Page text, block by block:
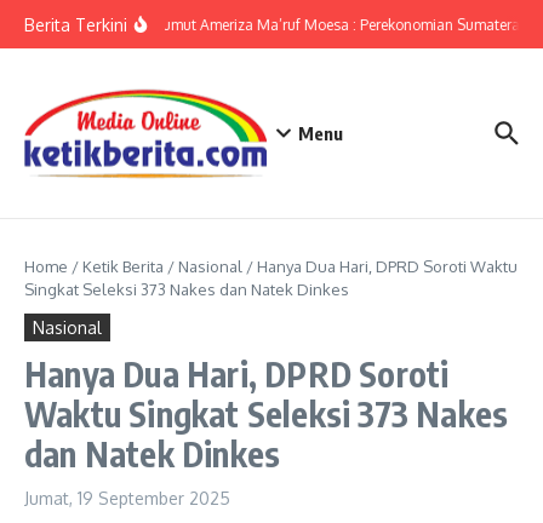
Berita TerkiniKPwBI Sumut Ameriza Ma’ruf Moesa : Perekonomian Sumatera
Menu
Home / Ketik Berita / Nasional / Hanya Dua Hari, DPRD Soroti Waktu
Singkat Seleksi 373 Nakes dan Natek Dinkes
Nasional
Hanya Dua Hari, DPRD Soroti
Waktu Singkat Seleksi 373 Nakes
dan Natek Dinkes
Jumat, 19 September 2025